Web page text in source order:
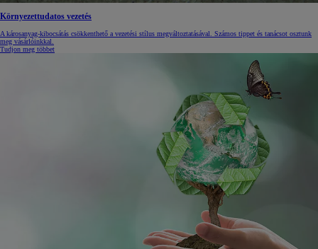
Környezettudatos vezetés
A károsanyag-kibocsátás csökkenthető a vezetési stílus megváltoztatásával. Számos tippet és tanácsot osztunk
meg vásárlóinkkal.
Tudjon meg többet